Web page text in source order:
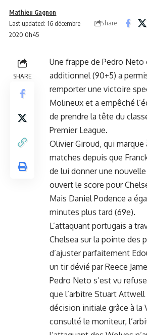
Last updated: 16 décembre
2020 0h45
Mathieu Gagnon
Share
SHARE
Une frappe de Pedro Neto
additionnel (90+5) a
remporter une victoire
Molineux et a empêché
de prendre la tête du
Premier League.
Olivier Giroud, qui
matches depuis que
de lui donner une
ouvert le score pour
Mais Daniel Podence a
minutes plus tard (69e).
L’attaquant portugais a
Chelsea sur la pointe des
d’ajuster parfaitement
un tir dévié par Reece
Pedro Neto s’est vu
que l’arbitre Stuart Attwell
décision initiale grâce à la
consulté le moniteur,